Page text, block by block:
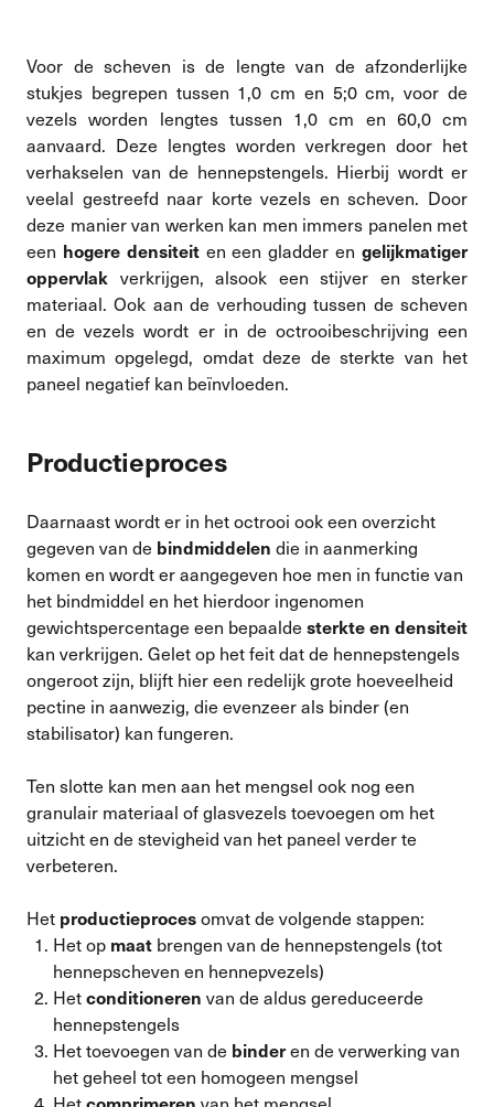
Voor de scheven is de lengte van de afzonderlijke
stukjes begrepen tussen 1,0 cm en 5;0 cm, voor de
vezels worden lengtes tussen 1,0 cm en 60,0 cm
aanvaard. Deze lengtes worden verkregen door het
verhakselen van de hennepstengels. Hierbij wordt er
veelal gestreefd naar korte vezels en scheven. Door
deze manier van werken kan men immers panelen met
een hogere densiteiten een gladder engelijkmatiger
oppervlak verkrijgen, alsook een stijver en sterker
materiaal. Ook aan de verhouding tussen de scheven
en de vezels wordt er in de octrooibeschrijving een
maximum opgelegd, omdat deze de sterkte van het
paneel negatief kan beïnvloeden.
Productieproces
Daarnaast wordt er in het octrooi ook een overzicht
gegeven van de bindmiddelen die in aanmerking
komen en wordt er aangegeven hoe men in functie van
het bindmiddel en het hierdoor ingenomen
gewichtspercentage een bepaalde sterkte en densiteit
kan verkrijgen. Gelet op het feit dat de hennepstengels
ongeroot zijn, blijft hier een redelijk grote hoeveelheid
pectine in aanwezig, die evenzeer als binder (en
stabilisator) kan fungeren.
Ten slotte kan men aan het mengsel ook nog een
granulair materiaal of glasvezels toevoegen om het
uitzicht en de stevigheid van het paneel verder te
verbeteren.
Het productieprocesomvat de volgende stappen:
Het op maat brengen van de hennepstengels (tot
hennepscheven en hennepvezels)
Hetconditioneren van de aldus gereduceerde
hennepstengels
Het toevoegen van de binderen de verwerking van
het geheel tot een homogeen mengsel